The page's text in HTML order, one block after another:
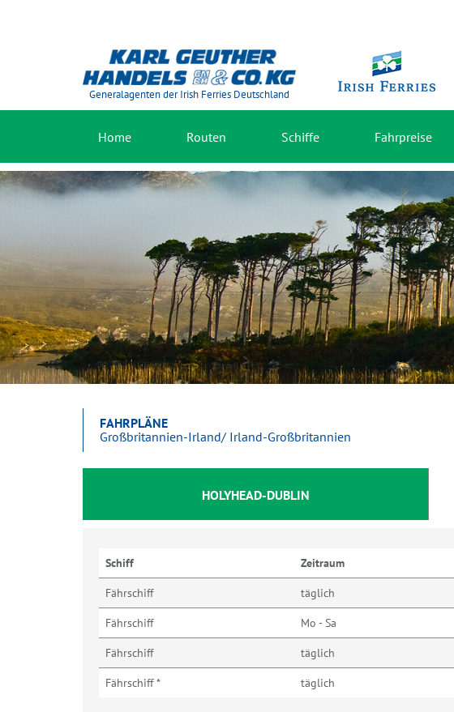
Generalagenten der Irish Ferries Deutschland
Home Routen Schiffe Fahrpreise
FAHRPLÄNE
Großbritannien-Irland/ Irland-Großbritannien
HOLYHEAD-DUBLIN
Schiff Zeitraum
Fährschiff täglich
Fährschiff Mo - Sa
Fährschiff täglich
Fährschiff * täglich